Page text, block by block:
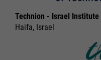
Technion - Israel Institute
Haifa, Israel